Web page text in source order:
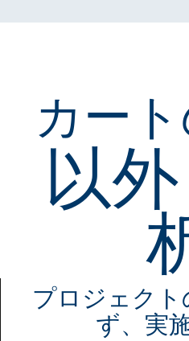
カー
以
プロジェクト
ず、実